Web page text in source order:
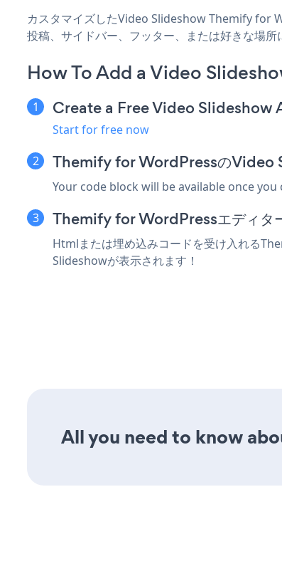
カスタマイズしたVideo Slideshow Themify for
投稿、サイドバー、フッター、または好きな場所
How To Add a Video
Create a Free Video Slideshow
Start for free now
Themify for WordPressのVideo
Your code block will be available once
Themify for WordPressエディタ
Htmlまたは埋め込みコードを受け入れる
Slideshowが表示されます！
All you need to know